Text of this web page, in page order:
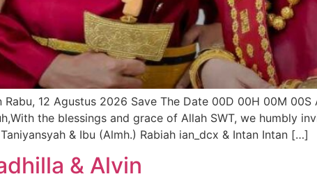
Rabu, 12 Agustus 2026 Save The Date 00D 00H 00M
the blessings and grace of Allah SWT, we humbly
& Ibu (Almh.) Rabiah ian_dcx & Intan Intan […]
& Alvin